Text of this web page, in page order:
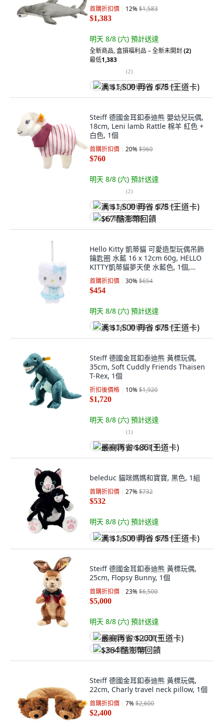
首購折扣價 12%$1,583
$1,383
明天 8/8 (六) 預計送達
全新商品,盒損福利品 – 全新未開封(2)
最低1,383
(2)
满 $1,500 再省 $75 (王道卡)
Steiff 德國金耳釦泰迪熊 嬰幼兒玩偶,
18cm, Leni lamb Rattle 棉羊 紅色 +
白色, 1個
首購折扣價 20%$960
$760
明天 8/8 (六) 預計送達
(2)
满 $1,500 再省 $75 (王道卡)
$67 酷澎幣回饋
Hello Kitty 凱蒂貓 可愛造型玩偶吊飾
鑰匙圈 水藍 16 x 12cm 60g, HELLO
KITTY凱蒂貓夢天使 水藍色, 1個,
16cm
首購折扣價 30%$654
$454
明天 8/8 (六) 預計送達
满 $1,500 再省 $75 (王道卡)
Steiff 德國金耳釦泰迪熊 黃標玩偶,
35cm, Soft Cuddly Friends Thaisen
T-Rex, 1個
折扣後價格 10%$1,920
$1,720
明天 8/8 (六) 預計送達
(1)
最高再省 $86 (王道卡)
beleduc 貓咪媽媽和寶寶, 黑色, 1組
首購折扣價 27%$732
$532
明天 8/8 (六) 預計送達
满 $1,500 再省 $75 (王道卡)
Steiff 德國金耳釦泰迪熊 黃標玩偶,
25cm, Flopsy Bunny, 1個
首購折扣價 23%$6,500
$5,000
明天 8/8 (六) 預計送達
最高再省 $200 (王道卡)
$364 酷澎幣回饋
Steiff 德國金耳釦泰迪熊 黃標玩偶,
22cm, Charly travel neck pillow, 1個
首購折扣價 7%$2,600
$2,400